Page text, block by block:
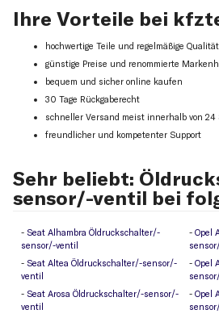
Ihre Vorteile bei
hochwertige Teile und regelmäßige
günstige Preise und renommierte
bequem und sicher online kaufen
30 Tage Rückgaberecht
schneller Versand meist innerhalb von 24
freundlicher und kompetenter Support
Sehr beliebt:
sensor/-ventil bei
Seat Alhambra Öldruckschalter/-
sensor/-ventil
Opel
Seat Altea Öldruckschalter/-sensor/-
ventil
Opel
Seat Arosa Öldruckschalter/-sensor/-
ventil
Opel